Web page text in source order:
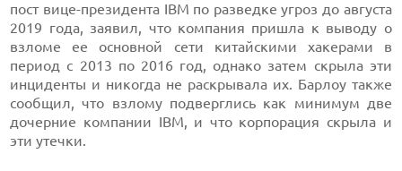
пост вице-президента IBM по разведке угроз до августа
2019 года, заявил, что компания пришла к выводу о
взломе ее основной сети китайскими хакерами в
период с 2013 по 2016 год, однако затем скрыла эти
инциденты и никогда не раскрывала их. Барлоу также
сообщил, что взлому подверглись как минимум две
дочерние компании IBM, и что корпорация скрыла и
эти утечки.